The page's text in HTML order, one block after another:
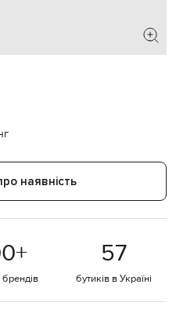
наявність
+
брендів
57
бутиків в Україні